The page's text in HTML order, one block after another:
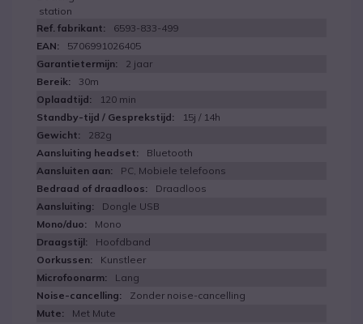
station
6593-833-499
5706991026405
2 jaar
30m
120 min
15j / 14h
282g
Bluetooth
PC, Mobiele telefoons
Draadloos
Dongle USB
Mono
Hoofdband
Kunstleer
Lang
Zonder noise-cancelling
Met Mute